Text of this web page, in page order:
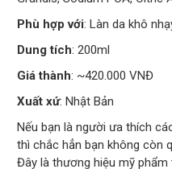
Phù hợp với: Làn da khô
Dung tích: 200ml
Giá thành: ~420.000 VNĐ
Xuất xứ: Nhật Bản
Nếu bạn là người ưa thích
thì chắc hẳn bạn không còn
Đây là thương hiệu mỹ